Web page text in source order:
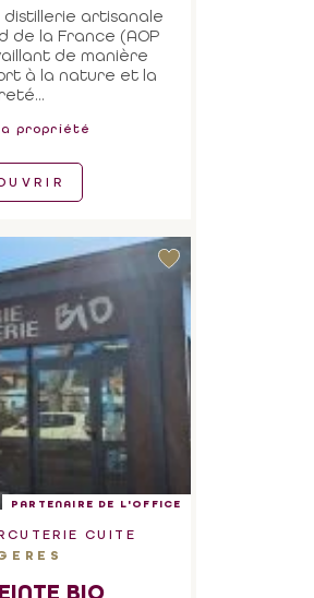
distillerie artisanale
de la France (AOP
de manière
à la nature et la
propriété
PARTENAIRE DE L'OFFICE
CUITE